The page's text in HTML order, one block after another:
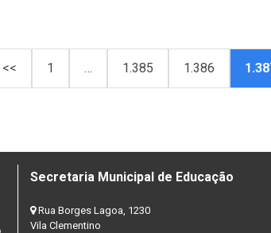
<< 1 … 1.385 1.386
Secretaria Municipal de Educação
Rua Borges Lagoa, 1230
Vila Clementino